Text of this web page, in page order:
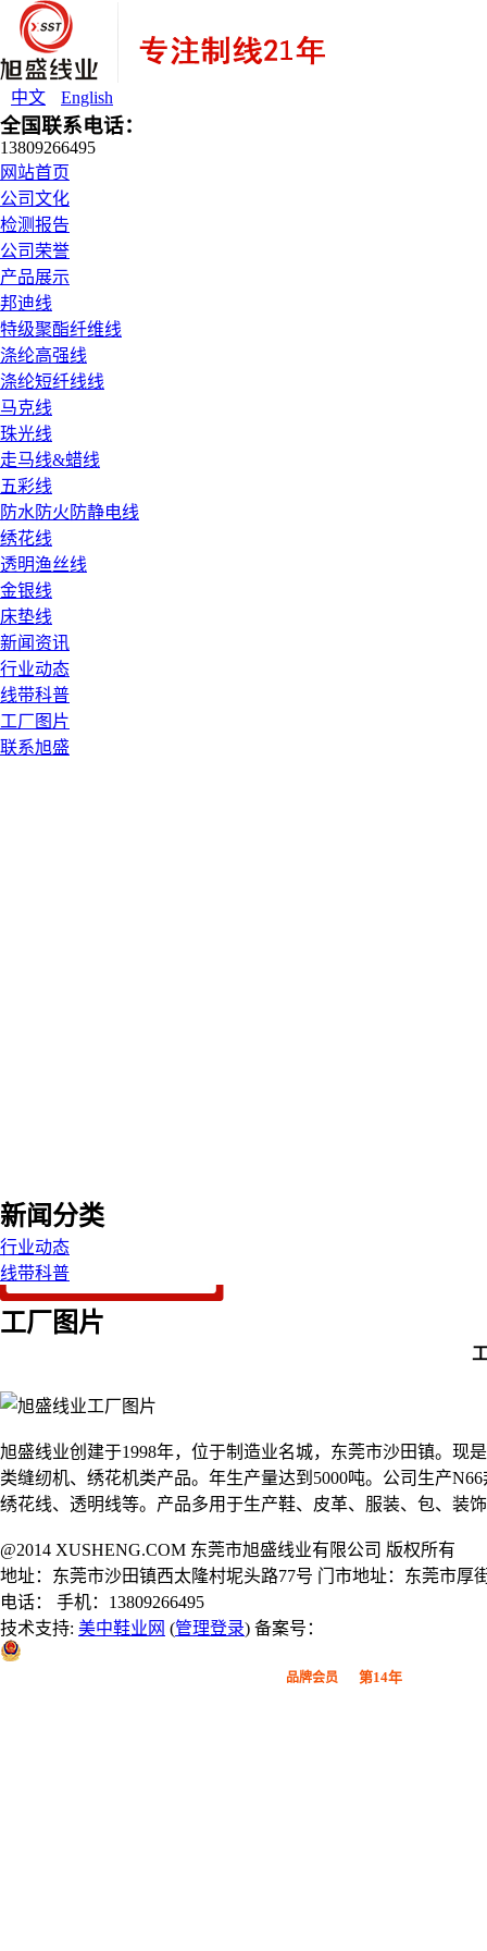
中文 English
全国联系电话：
13809266495
网站首页
公司文化
检测报告
公司荣誉
产品展示
邦迪线
特级聚酯纤维线
涤纶高强线
涤纶短纤线线
马克线
珠光线
走马线&蜡线
五彩线
防水防火防静电线
绣花线
透明渔丝线
金银线
床垫线
新闻资讯
行业动态
线带科普
工厂图片
联系旭盛
新闻分类
行业动态
线带科普
工厂图片
旭盛线业创建于1998年，位于制造业名城，东莞市沙田镇。现
类缝纫机、绣花机类产品。年生产量达到5000吨。公司生产
绣花线、透明线等。产品多用于生产鞋、皮革、服装、包、装
@2014 XUSHENG.COM 东莞市旭盛线业有限公司 版权所有
地址：东莞市沙田镇西太隆村坭头路77号 门市地址：东莞市厚
电话： 手机：13809266495
技术支持: 美中鞋业网 (管理登录) 备案号：
品牌会员 第14年